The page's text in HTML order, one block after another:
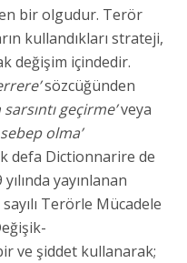
bir olgudur. Terör
kullandıkları strateji,
değişim içindedir.
sözcüğünden
geçirme’veya
olma’
defa Dictionnarire de
yayınlanan
Terörle Mücadele
ve şiddet kullanarak;